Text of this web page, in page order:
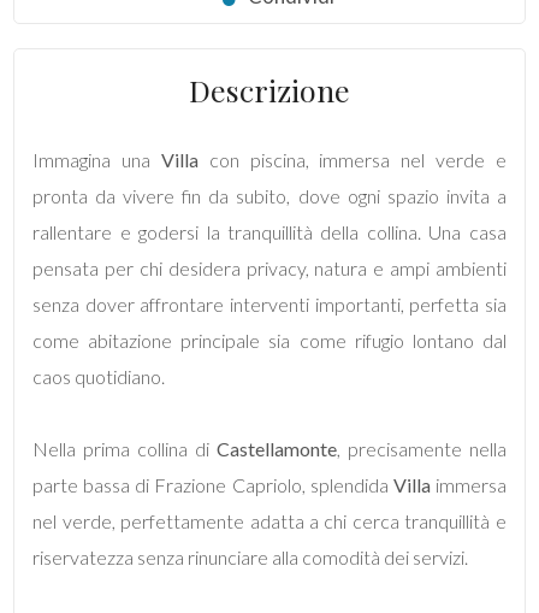
Descrizione
Immagina una Villacon piscina, immersa nel verde e
pronta da vivere fin da subito, dove ogni spazio invita a
rallentare e godersi la tranquillità della collina. Una casa
pensata per chi desidera privacy, natura e ampi ambienti
senza dover affrontare interventi importanti, perfetta sia
come abitazione principale sia come rifugio lontano dal
caos quotidiano.
Nella prima collina di Castellamonte, precisamente nella
parte bassa di Frazione Capriolo, splendida Villaimmersa
nel verde, perfettamente adatta a chi cerca tranquillità e
riservatezza senza rinunciare alla comodità dei servizi.
Totale
mq
Locali
minimi